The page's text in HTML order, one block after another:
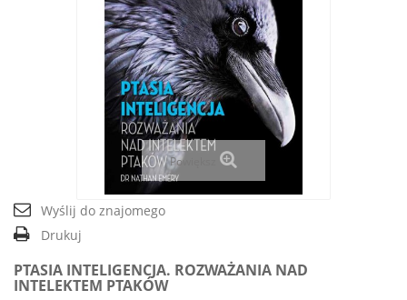
Powiększ
Wyślij do znajomego
Drukuj
PTASIA INTELIGENCJA. ROZWAŻANIA NAD
INTELEKTEM PTAKÓW